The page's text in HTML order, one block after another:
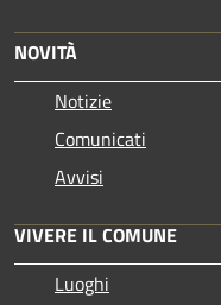
NOVITÀ
Notizie
Comunicati
Avvisi
VIVERE IL COMUNE
Luoghi